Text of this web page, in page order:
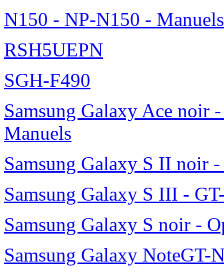
N150 - NP-N150 - Manuels
RSH5UEPN
SGH-F490
Samsung Galaxy Ace noir
Manuels
Samsung Galaxy S II noir
Samsung Galaxy S III -
Samsung Galaxy S noir -
Samsung Galaxy NoteGT-